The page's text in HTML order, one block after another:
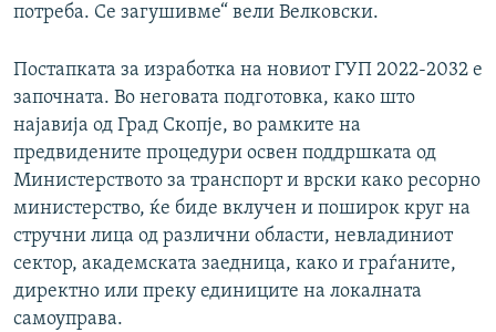
потреба. Се загушивме“ вели Велковски.
Постапката за изработка на новиот ГУП 2022-2032 е
започната. Во неговата подготовка, како што
најавија од Град Скопје, во рамките на
предвидените процедури освен поддршката од
Министерството за транспорт и врски како ресорно
министерство, ќе биде вклучен и поширок круг на
стручни лица од различни области, невладиниот
сектор, академската заедница, како и граѓаните,
директно или преку единиците на локалната
самоуправа.